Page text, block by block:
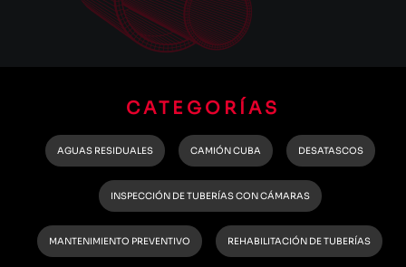
CATEGORÍAS
AGUAS RESIDUALES CAMIÓN CUBA DESATASCOS
INSPECCIÓN DE TUBERÍAS CON CÁMARAS
MANTENIMIENTO PREVENTIVO REHABILITACIÓN DE TUBERÍAS